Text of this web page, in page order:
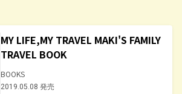
MY LIFE,MY TRAVEL MAKI'S FAMILY
TRAVEL BOOK
BOOKS
2019.05.08 発売